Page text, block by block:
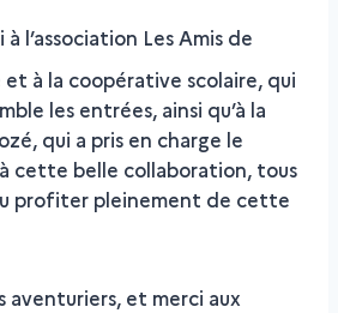
l’association Les Amis de
et à la coopérative scolaire, qui
les entrées, ainsi qu’à la
qui a pris en charge le
cette belle collaboration, tous
profiter pleinement de cette
aventuriers, et merci aux